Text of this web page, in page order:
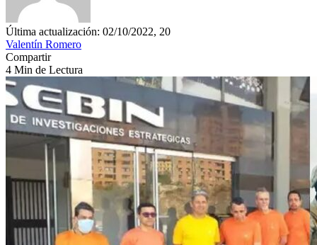
Última actualización: 02/10/2022, 20
Valentín Romero
Compartir
4 Min de Lectura